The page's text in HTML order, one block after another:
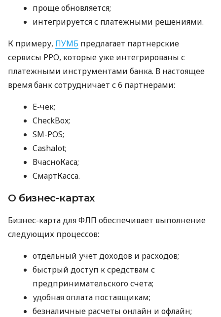
проще обновляется;
интегрируется с платежными решениями.
К примеру, ПУМБ предлагает партнерские
сервисы РРО, которые уже интегрированы с
платежными инструментами банка. В настоящее
время банк сотрудничает с 6 партнерами:
E-чек;
CheckBox;
SM-POS;
Cashalot;
ВчасноКаса;
СмартКасса.
О бизнес-картах
Бизнес-карта для ФЛП обеспечивает выполнение
следующих процессов:
отдельный учет доходов и расходов;
быстрый доступ к средствам с
предпринимательского счета;
удобная оплата поставщикам;
безналичные расчеты онлайн и офлайн;